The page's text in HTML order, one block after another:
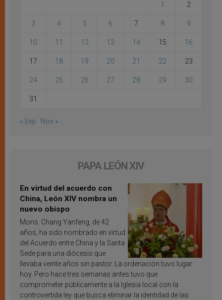
1 2
3 4 5 6 7 8 9
10 11 12 13 14 15 16
17 18 19 20 21 22 23
24 25 26 27 28 29 30
31
« Sep Nov »
PAPA LEÓN XIV
En virtud del acuerdo con
China, León XIV nombra un
nuevo obispo
Mons. Chang Yanfeng, de 42
años, ha sido nombrado en virtud
del Acuerdo entre China y la Santa
Sede para una diócesis que
llevaba veinte años sin pastor. La ordenación tuvo lugar
hoy. Pero hace tres semanas antes tuvo que
comprometer públicamente a la Iglesia local con la
controvertida ley que busca eliminar la identidad de las